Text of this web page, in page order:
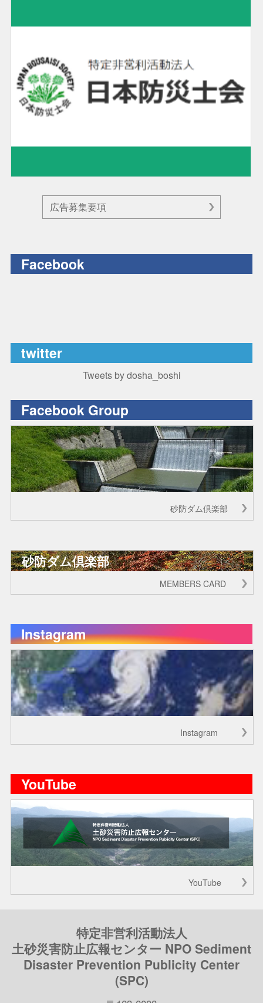
広告募集要項
Facebook
twitter
Tweets by dosha_boshi
Facebook Group
砂防ダム倶楽部
砂防ダム倶楽部
MEMBERS CARD
Instagram
Instagram
YouTube
YouTube
特定非営利活動法人
土砂災害防止広報センター NPO Sediment
Disaster Prevention Publicity Center
(SPC)